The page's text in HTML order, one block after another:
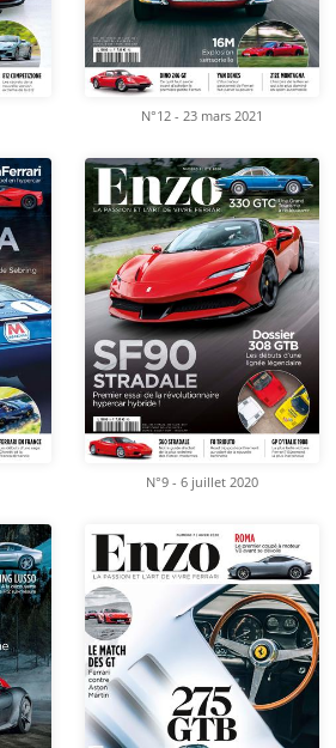
N°12 - 23 mars 2021
N°9 - 6 juillet 2020